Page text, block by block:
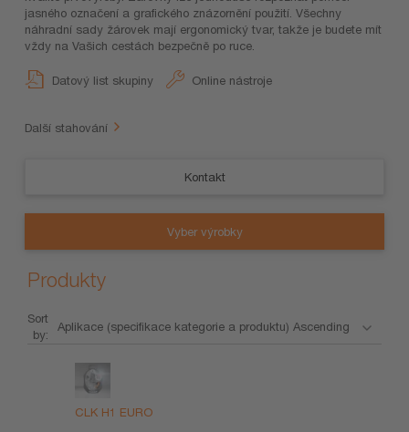
jasného označení a grafického znázornění použití. Všechny
náhradní sady žárovek mají ergonomický tvar, takže je budete mít
vždy na Vašich cestách bezpečně po ruce.
Datový list skupiny Online nástroje
Další stahování
Kontakt
Vyber výrobky
Produkty
Sort
by:
výrobku
produktu)
CLK H1 EURO